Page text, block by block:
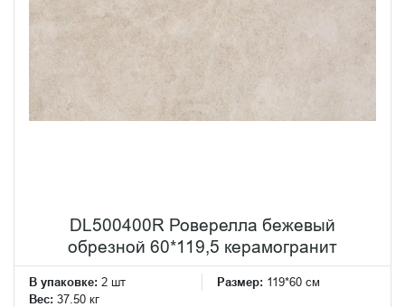
DL500400R Роверелла бежевый
обрезной 60*119,5 керамогранит
В упаковке: 2 шт Размер: 119*60 см
Вес: 37.50 кг